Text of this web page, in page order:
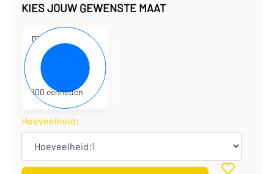
KIES JOUW GEWENSTE MAAT
D330118
12 x 12 x 5,5 cm
0,94 per eenheid
94,00 per doos
100 eenheden
Hoeveelheid: